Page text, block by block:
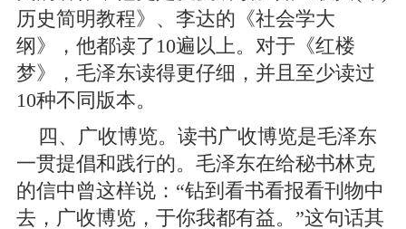
历史简明教程》、李达的《社会学大
纲》，他都读了10遍以上。对于《红楼
梦》，毛泽东读得更仔细，并且至少读过
10种不同版本。
四、广收博览。读书广收博览是毛泽东
一贯提倡和践行的。毛泽东在给秘书林克
的信中曾这样说：“钻到看书看报看刊物中
去，广收博览，于你我都有益。”这句话其